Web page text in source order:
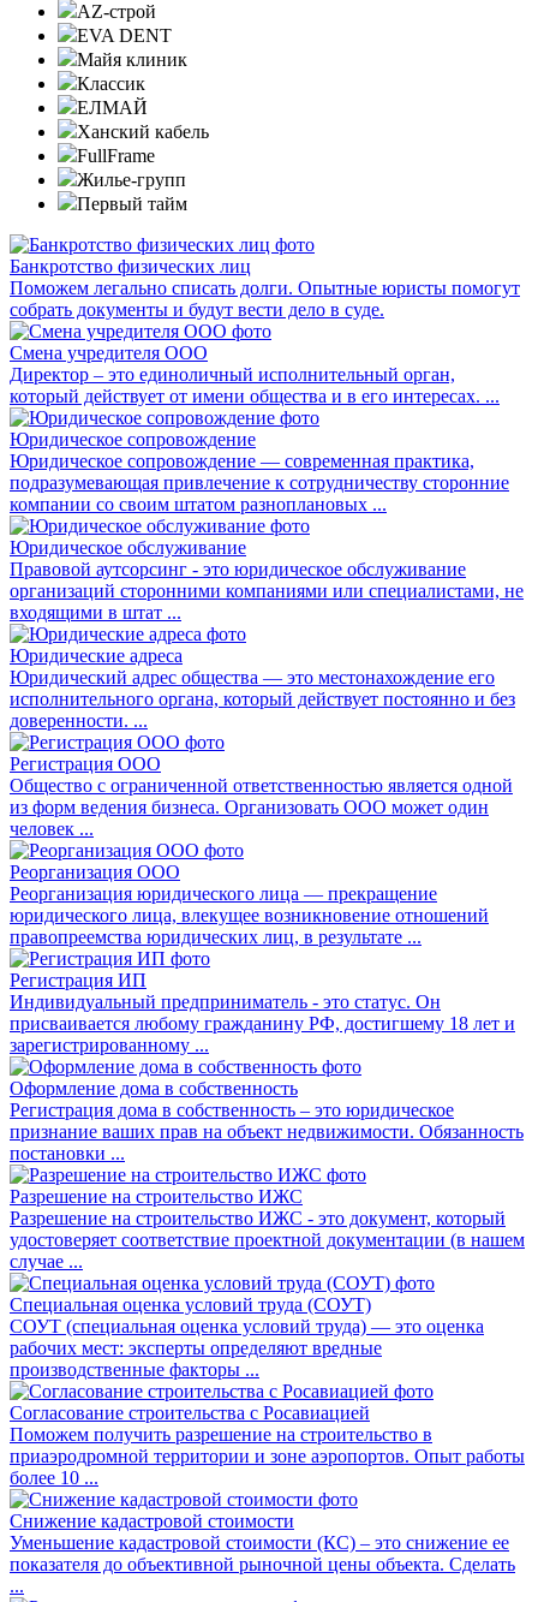
AZ-строй
EVA DENT
Майя клиник
Классик
ЕЛМАЙ
Ханский кабель
FullFrame
Жилье-групп
Первый тайм
Банкротство физических лиц
Поможем легально списать долги. Опытные юристы помогут
собрать документы и будут вести дело в суде.
Смена учредителя ООО
Директор – это единоличный исполнительный орган,
который действует от имени общества и в его интересах. ...
Юридическое сопровождение
Юридическое сопровождение — современная практика,
подразумевающая привлечение к сотрудничеству сторонние
компании со своим штатом разноплановых ...
Юридическое обслуживание
Правовой аутсорсинг - это юридическое обслуживание
организаций сторонними компаниями или специалистами, не
входящими в штат ...
Юридические адреса
Юридический адрес общества — это местонахождение его
исполнительного органа, который действует постоянно и без
доверенности. ...
Регистрация ООО
Общество с ограниченной ответственностью является одной
из форм ведения бизнеса. Организовать ООО может один
человек ...
Реорганизация ООО
Реорганизация юридического лица — прекращение
юридического лица, влекущее возникновение отношений
правопреемства юридических лиц, в результате ...
Регистрация ИП
Индивидуальный предприниматель - это статус. Он
присваивается любому гражданину РФ, достигшему 18 лет и
зарегистрированному ...
Оформление дома в собственность
Регистрация дома в собственность – это юридическое
признание ваших прав на объект недвижимости. Обязанность
постановки ...
Разрешение на строительство ИЖС
Разрешение на строительство ИЖС - это документ, который
удостоверяет соответствие проектной документации (в нашем
случае ...
Специальная оценка условий труда (СОУТ)
СОУТ (специальная оценка условий труда) — это оценка
рабочих мест: эксперты определяют вредные
производственные факторы ...
Согласование строительства с Росавиацией
Поможем получить разрешение на строительство в
приаэродромной территории и зоне аэропортов. Опыт работы
более 10 ...
Снижение кадастровой стоимости
Уменьшение кадастровой стоимости (КС) – это снижение ее
показателя до объективной рыночной цены объекта. Сделать
...